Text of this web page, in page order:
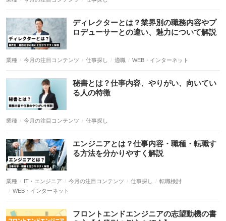
業種 今月の注目コンテンツ 仕事探し 適職 WEB・インターネット
業種 今月の注目コンテンツ 仕事探し
業種 IT・エンジニア 今月の注目コンテンツ 仕事探し
転職検討
WEB・インターネット